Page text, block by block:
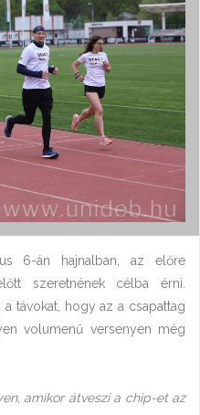
6-án hajnalban, az előre
szeretnének célba érni.
távokat, hogy az a csapattag
volumenű versenyen még
amikor átveszi a chip-et az